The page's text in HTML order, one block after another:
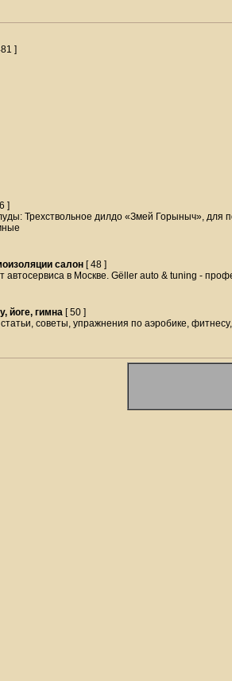
]
]
Трехствольное дилдо «Змей Горыныч»,
салон [ 48 ]
автосервиса в Москве. Gёller auto & tuning -
йоге, гимна [ 50 ]
советы, упражнения по аэробике,